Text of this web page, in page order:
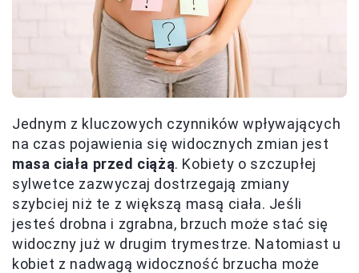
Jednym z kluczowych czynników wpływających
na czas pojawienia się widocznych zmian jest
masa ciała przed ciążą. Kobiety o szczupłej
sylwetce zazwyczaj dostrzegają zmiany
szybciej niż te z większą masą ciała. Jeśli
jesteś drobna i zgrabna, brzuch może stać się
widoczny już w drugim trymestrze. Natomiast u
kobiet z nadwagą widoczność brzucha może